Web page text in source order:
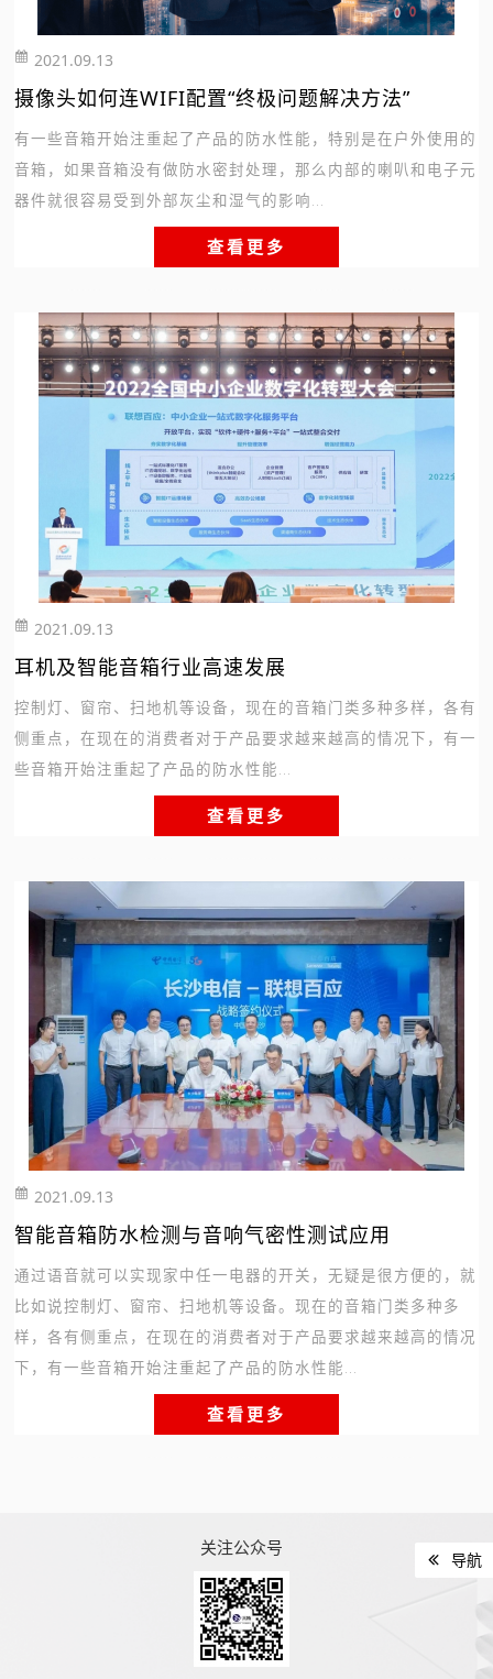
2021.09.13
摄像头如何连WIFI配置“终极问题解决方法”
有一些音箱开始注重起了产品的防水性能，特别是在户外使用的
音箱，如果音箱没有做防水密封处理，那么内部的喇叭和电子元
器件就很容易受到外部灰尘和湿气的影响...
查看更多
2021.09.13
耳机及智能音箱行业高速发展
控制灯、窗帘、扫地机等设备，现在的音箱门类多种多样，各有
侧重点，在现在的消费者对于产品要求越来越高的情况下，有一
些音箱开始注重起了产品的防水性能...
查看更多
2021.09.13
智能音箱防水检测与音响气密性测试应用
通过语音就可以实现家中任一电器的开关，无疑是很方便的，就
比如说控制灯、窗帘、扫地机等设备。现在的音箱门类多种多
样，各有侧重点，在现在的消费者对于产品要求越来越高的情况
下，有一些音箱开始注重起了产品的防水性能...
查看更多
导航
关注公众号